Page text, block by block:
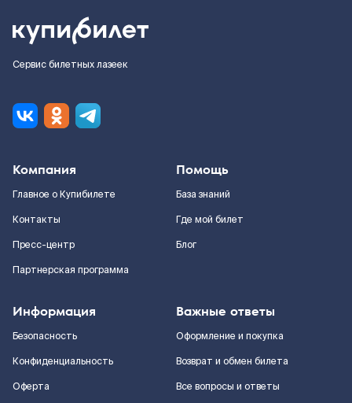
Сервис билетных лазеек
Компания
Главное о Купибилете
Контакты
Пресс-центр
Партнерская программа
Помощь
База знаний
Где мой билет
Блог
Информация
Безопасность
Конфиденциальность
Оферта
Важные ответы
Оформление и покупка
Возврат и обмен билета
Все вопросы и ответы